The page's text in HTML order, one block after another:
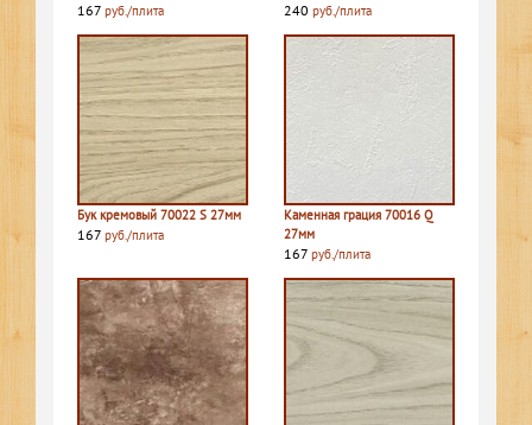
167 руб./плита 240 руб./плита
Бук кремовый 70022 S 27мм
167 руб./плита
Каменная грация 70016 Q
27мм
167 руб./плита